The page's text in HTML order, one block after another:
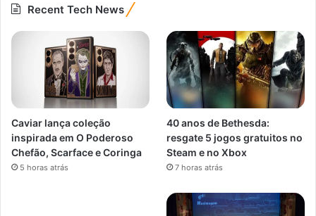
Recent Tech News
Caviar lança coleção
inspirada em O Poderoso
Chefão, Scarface e Coringa
5 horas atrás
40 anos de Bethesda:
resgate 5 jogos gratuitos no
Steam e no Xbox
7 horas atrás